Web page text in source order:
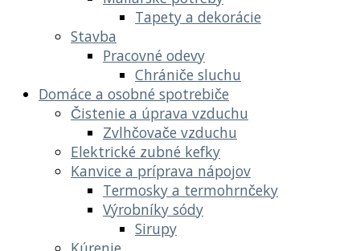
Tapety a dekorácie
Stavba
Pracovné odevy
Chrániče sluchu
Domáce a osobné spotrebiče
Čistenie a úprava vzduchu
Zvlhčovače vzduchu
Elektrické zubné kefky
Kanvice a príprava nápojov
Termosky a termohrnčeky
Výrobníky sódy
Sirupy